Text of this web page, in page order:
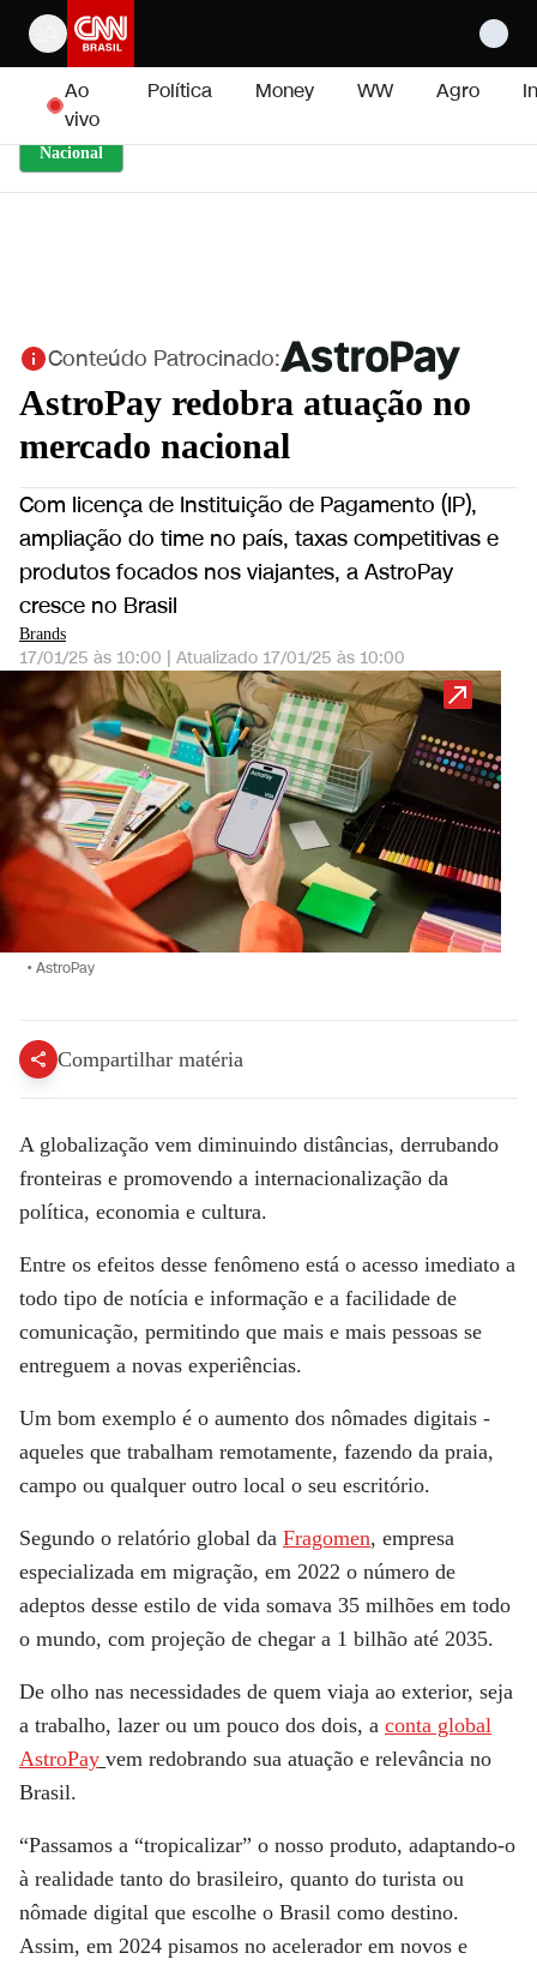
Pular para o conteúdo
Ao
vivo
Política Money WW Agro
Nacional
Conteúdo Patrocinado:
AstroPay redobra atuação no
mercado nacional
Com licença de Instituição de Pagamento (IP),
ampliação do time no país, taxas competitivas e
produtos focados nos viajantes, a AstroPay
cresce no Brasil
Brands
17/01/25 às 10:00 | Atualizado 17/01/25 às 10:00
•AstroPay
Compartilhar matéria
A globalização vem diminuindo distâncias, derrubando
fronteiras e promovendo a internacionalização da
política, economia e cultura.
Entre os efeitos desse fenômeno está o acesso imediato a
todo tipo de notícia e informação e a facilidade de
comunicação, permitindo que mais e mais pessoas se
entreguem a novas experiências.
Um bom exemplo é o aumento dos nômades digitais -
aqueles que trabalham remotamente, fazendo da praia,
campo ou qualquer outro local o seu escritório.
Segundo o relatório global da Fragomen, empresa
especializada em migração, em 2022 o número de
adeptos desse estilo de vida somava 35 milhões em todo
o mundo, com projeção de chegar a 1 bilhão até 2035.
De olho nas necessidades de quem viaja ao exterior, seja
a trabalho, lazer ou um pouco dos dois, a conta global
AstroPay vem redobrando sua atuação e relevância no
Brasil.
“Passamos a “tropicalizar” o nosso produto, adaptando-o
à realidade tanto do brasileiro, quanto do turista ou
nômade digital que escolhe o Brasil como destino.
Assim, em 2024 pisamos no acelerador em novos e